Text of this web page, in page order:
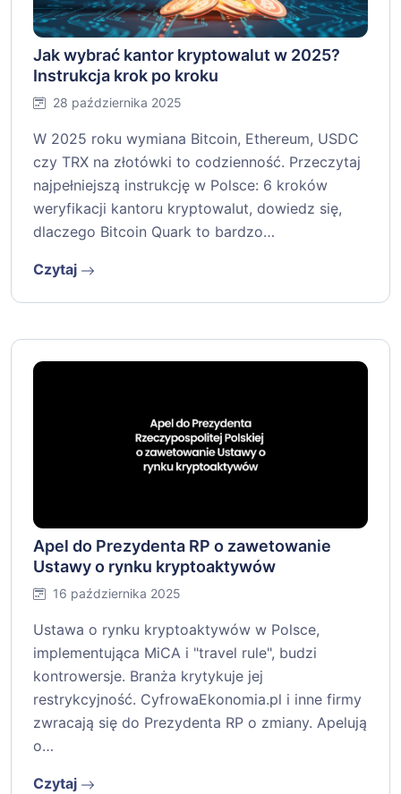
Jak wybrać kantor kryptowalut w 2025?
Instrukcja krok po kroku
28 października 2025
W 2025 roku wymiana Bitcoin, Ethereum, USDC
czy TRX na złotówki to codzienność. Przeczytaj
najpełniejszą instrukcję w Polsce: 6 kroków
weryfikacji kantoru kryptowalut, dowiedz się,
dlaczego Bitcoin Quark to bardzo…
Czytaj
Apel do Prezydenta RP o zawetowanie
Ustawy o rynku kryptoaktywów
16 października 2025
Ustawa o rynku kryptoaktywów w Polsce,
implementująca MiCA i "travel rule", budzi
kontrowersje. Branża krytykuje jej
restrykcyjność. CyfrowaEkonomia.pl i inne firmy
zwracają się do Prezydenta RP o zmiany. Apelują
o…
Czytaj